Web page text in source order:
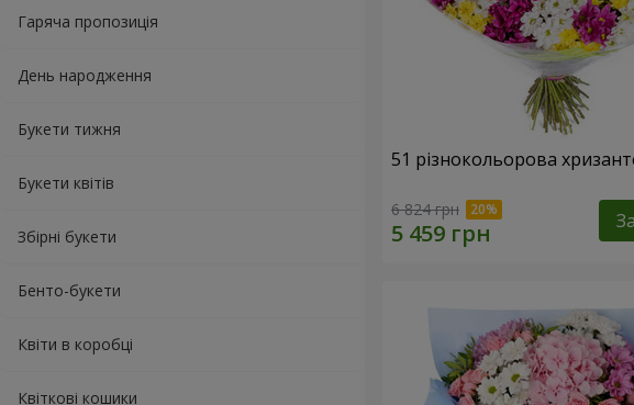
Гаряча пропозиція
День народження
Букети тижня
Букети квітів
Збірні букети
Бенто-букети
Квіти в коробці
Квіткові кошики
51 різнокольорова
6 824 грн